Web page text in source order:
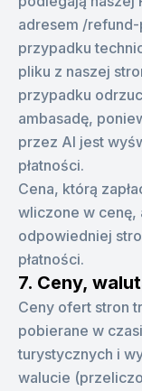
adresem /
przypadku
pliku z naszej
przypadku
ambasadę,
przez AI jest
płatności.
Cena, którą
wliczone w cenę,
odpowiedniej
płatności.
7. Ceny,
Ceny ofert stron
pobierane w
turystycznych i
walucie